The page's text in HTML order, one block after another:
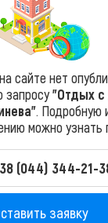
сайте нет
запросу"Отдых с
. Подробную
можно узнать
(044) 344-21-
заявку